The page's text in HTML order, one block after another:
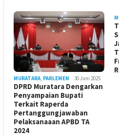
MURATARA, PARLEMEN 30 Juni 2025
DPRD Muratara Dengarkan
Penyampaian Bupati
Terkait Raperda
Pertanggungjawaban
Pelaksanaaan APBD TA
2024